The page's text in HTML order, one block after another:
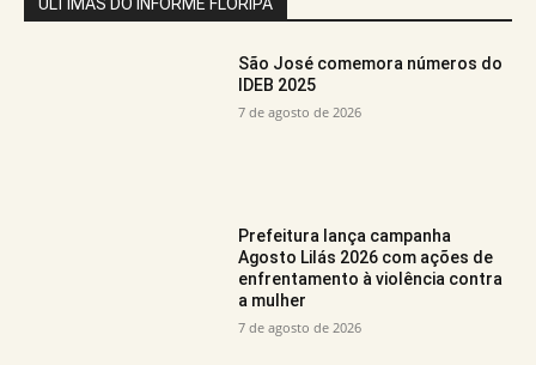
São José comemora números do
IDEB 2025
7 de agosto de 2026
Prefeitura lança campanha
Agosto Lilás 2026 com ações de
enfrentamento à violência contra
a mulher
7 de agosto de 2026